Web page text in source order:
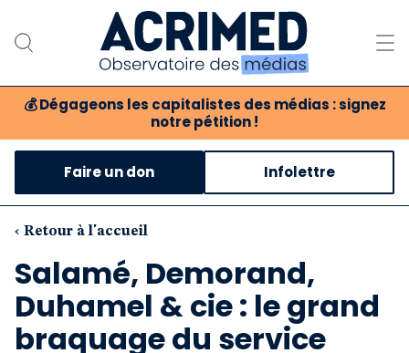
💰 Dégageons les capitalistes des médias : signez
notre pétition !
Notre association
Notre critique des médias
Nos propositions
Notre revue
Boutique
Faire un don Infolettre
‹ Retour à l'accueil
Salamé, Demorand,
Duhamel & cie : le grand
braquage du service